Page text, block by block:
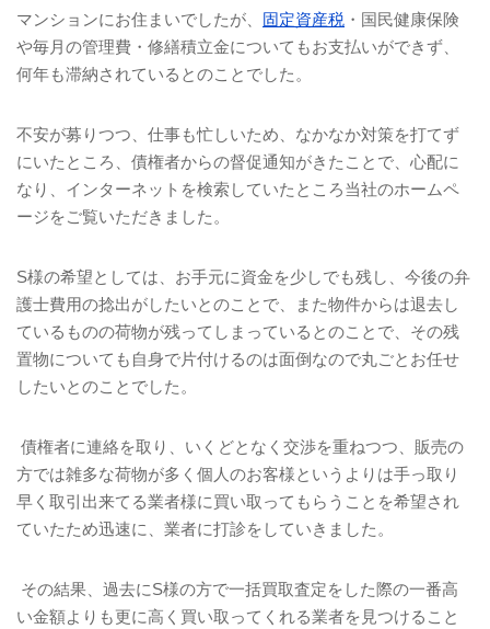
マンションにお住まいでしたが、 固定資産税 ・国民健康保険
や毎月の管理費・修繕積立金についてもお支払いができず、
何年も滞納されているとのことでした。
不安が募りつつ、仕事も忙しいため、なかなか対策を打てず
にいたところ、債権者からの督促通知がきたことで、心配に
なり、インターネットを検索していたところ当社のホームペ
ージをご覧いただきました。
S様の希望としては、お手元に資金を少しでも残し、今後の弁
護士費用の捻出がしたいとのことで、また物件からは退去し
ているものの荷物が残ってしまっているとのことで、その残
置物についても自身で片付けるのは面倒なので丸ごとお任せ
したいとのことでした。
債権者に連絡を取り、いくどとなく交渉を重ねつつ、販売の
方では雑多な荷物が多く個人のお客様というよりは手っ取り
早く取引出来てる業者様に買い取ってもらうことを希望され
ていたため迅速に、業者に打診をしていきました。
その結果、過去にS様の方で一括買取査定をした際の一番高
い金額よりも更に高く買い取ってくれる業者を見つけること